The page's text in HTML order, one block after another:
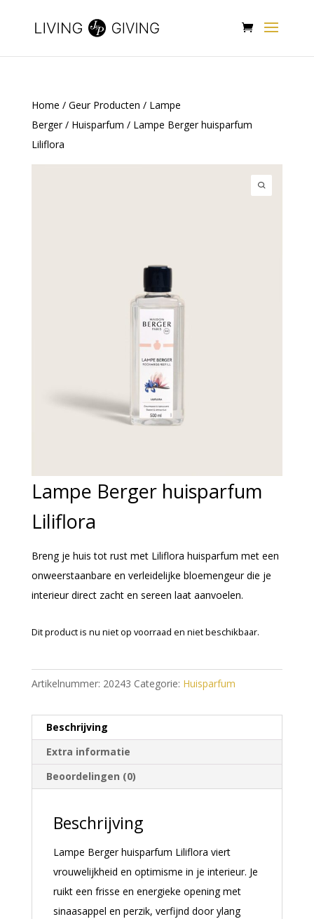
Home / Geur Producten / Lampe
Berger/ Huisparfum / Lampe Berger huisparfum
Liliflora
Lampe Berger huisparfum
Liliflora
Breng je huis tot rust met Liliflora huisparfum met een
onweerstaanbare en verleidelijke bloemengeur die je
interieur direct zacht en sereen laat aanvoelen.
Dit product is nu niet op voorraad en niet beschikbaar.
l
t
t
Artikelnummer: 20243 Categorie: Huisparfum
Beschrijving
Extra informatie
Beoordelingen (0)
Beschrijving
Lampe Berger huisparfum Liliflora viert
vrouwelijkheid en optimisme in je interieur. Je
ruikt een frisse en energieke opening met
sinaasappel en perzik, verfijnd door ylang